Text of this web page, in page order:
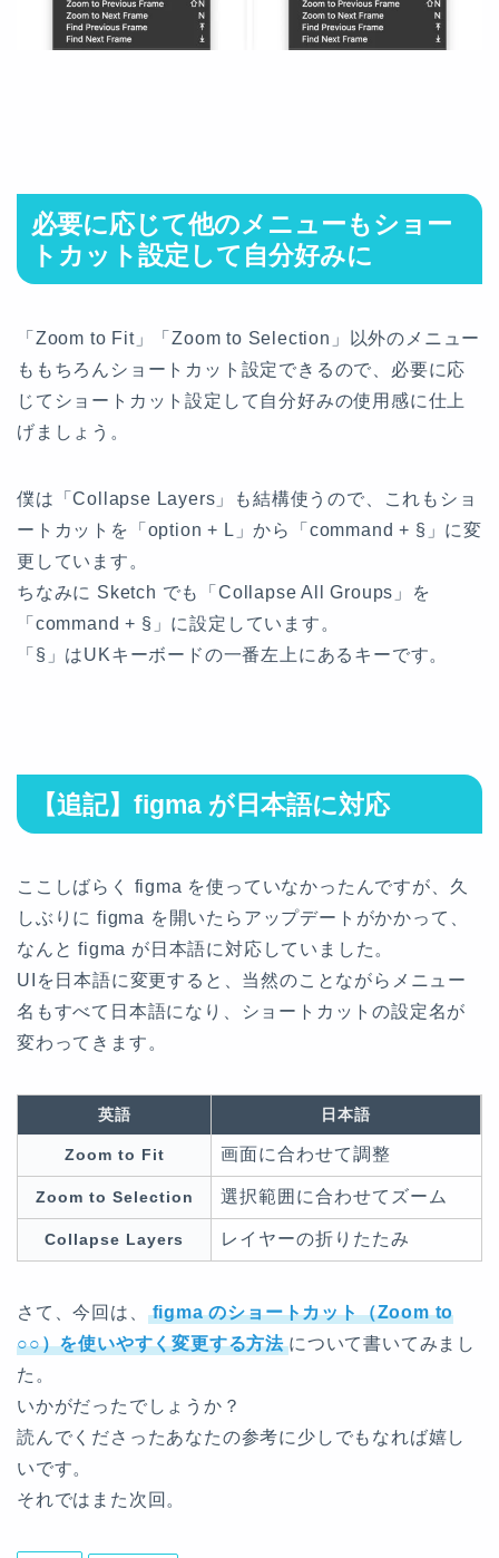
必要に応じて他のメニューもショー
トカット設定して自分好みに
「Zoom to Fit」「Zoom to Selection」以外のメニュー
ももちろんショートカット設定できるので、必要に応
じてショートカット設定して自分好みの使用感に仕上
げましょう。
僕は「Collapse Layers」も結構使うので、これもショ
ートカットを「option + L」から「command + §」に変
更しています。
ちなみに Sketch でも「Collapse All Groups」を
「command + §」に設定しています。
「§」はUKキーボードの一番左上にあるキーです。
【追記】figma が日本語に対応
ここしばらく figma を使っていなかったんですが、久
しぶりに figma を開いたらアップデートがかかって、
なんと figma が日本語に対応していました。
UIを日本語に変更すると、当然のことながらメニュー
名もすべて日本語になり、ショートカットの設定名が
変わってきます。
英語 日本語
Zoom to Fit 画面に合わせて調整
Zoom to Selection 選択範囲に合わせてズーム
Collapse Layers レイヤーの折りたたみ
さて、今回は、
figma のショートカット（Zoom to
○○）を使いやすく変更する方法 について書いてみまし
た。
いかがだったでしょうか？
読んでくださったあなたの参考に少しでもなれば嬉し
いです。
それではまた次回。